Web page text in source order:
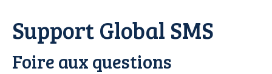
Support Global SMS
Foire aux questions